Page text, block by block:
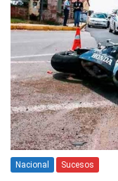
Nacional Sucesos